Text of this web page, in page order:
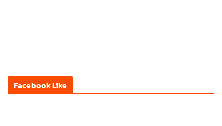
Facebook Like